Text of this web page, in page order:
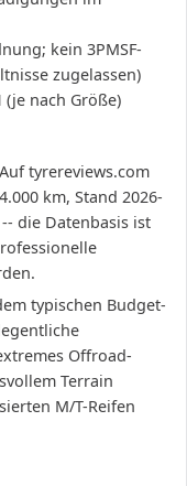
kein 3PMSF-
zugelassen)
(je nach Größe)
tyrereviews.com
km, Stand 2026-
die Datenbasis ist
typischen Budget-
Offroad-
Terrain
M/T-Reifen